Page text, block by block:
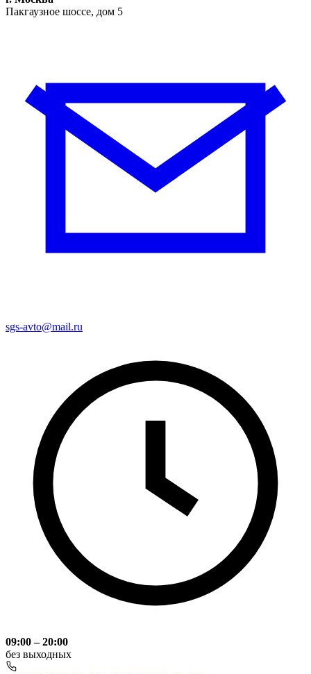
Пакгаузное шоссе, дом 5
sgs-avto@mail.ru
09:00 – 20:00
без выходных